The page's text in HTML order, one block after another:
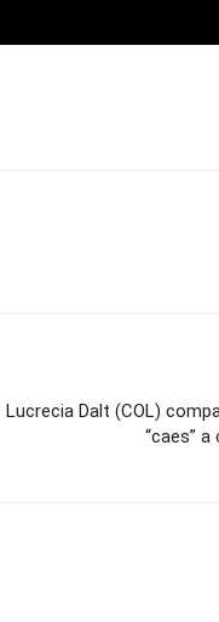
Lucrecia Dalt (COL)
“caes”